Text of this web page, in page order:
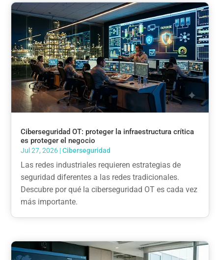
Ciberseguridad OT: proteger la infraestructura crítica
es proteger el negocio
Jul 27, 2026 |Ciberseguridad
Las redes industriales requieren estrategias de
seguridad diferentes a las redes tradicionales.
Descubre por qué la ciberseguridad OT es cada vez
más importante.